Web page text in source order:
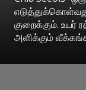
குறைக்கும். உயர்
அளிக்கும்